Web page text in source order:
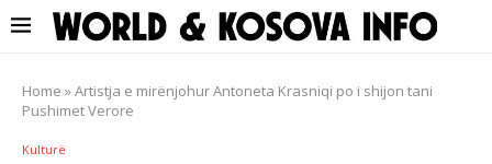
Home »Artistja e mirënjohur Antoneta Krasniqi po i shijon tani
Pushimet Verore
Kulturë